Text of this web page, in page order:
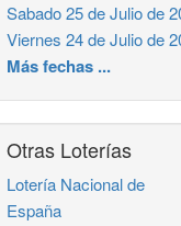
Sabado 25 de Julio de
Viernes 24 de Julio de
Más fechas ...
Otras Loterías
Lotería Nacional de
España